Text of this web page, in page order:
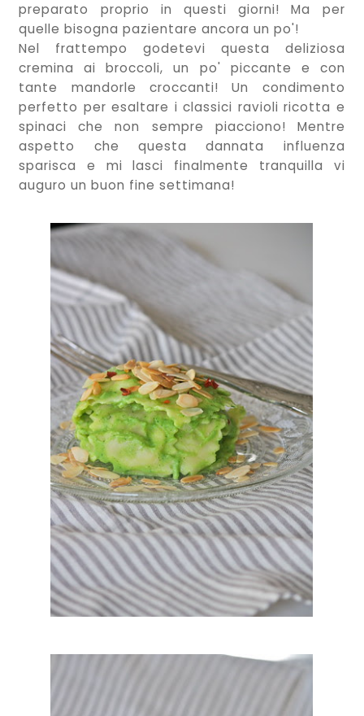
preparato proprio in questi giorni! Ma per
quelle bisogna pazientare ancora un po'!
Nel frattempo godetevi questa deliziosa
cremina ai broccoli, un po' piccante e con
tante mandorle croccanti! Un condimento
perfetto per esaltare i classici ravioli ricotta e
spinaci che non sempre piacciono! Mentre
aspetto che questa dannata influenza
sparisca e mi lasci finalmente tranquilla vi
auguro un buon fine settimana!